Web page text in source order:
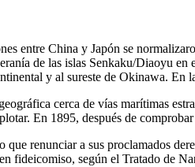
entre China y Japón se
de las islas Senkaku/Diaoyu
y al sureste de Okinawa. En
cerca de vías marítimas
En 1895, después de
renunciar a sus proclamados
fideicomiso, según el Tratado de